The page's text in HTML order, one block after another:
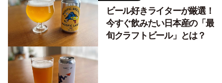
ビール好きライターが厳選！
今すぐ飲みたい日本産の「最
旬クラフトビール」とは？